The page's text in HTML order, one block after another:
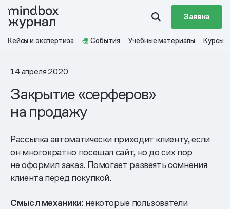
Заявка
Кейсы и экспертиза События Учебные материалы Курсы
14 апреля 2020
Закрытие «серферов»
на продажу
Рассылка автоматически приходит клиенту, если
он многократно посещал сайт, но до сих пор
не оформил заказ. Помогает развеять сомнения
клиента перед покупкой.
Смысл механики: некоторые пользователи